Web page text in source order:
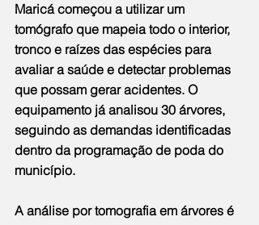
Maricá começou a utilizar um
tomógrafo que mapeia todo o interior,
tronco e raízes das espécies para
avaliar a saúde e detectar problemas
que possam gerar acidentes. O
equipamento já analisou 30 árvores,
seguindo as demandas identificadas
dentro da programação de poda do
município.
A análise por tomografia em árvores é